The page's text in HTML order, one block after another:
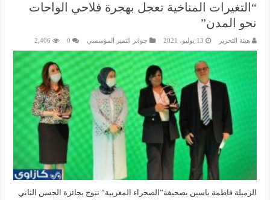
“التغيرات المناخية تعجل بهجرة فلاحي الواحات
نحو المدن”
هيئة التحرير 13 يوليو، 2021 جوائز التميز المؤسسي 0
2,406
الزميلة فاطمة ياسين بصحيفة”الصحراء المغربية” تتوج بجائزة الحسن الثاني